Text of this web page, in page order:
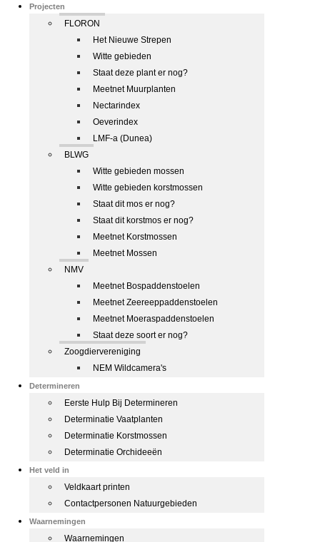
Projecten
FLORON
Het Nieuwe Strepen
Witte gebieden
Staat deze plant er nog?
Meetnet Muurplanten
Nectarindex
Oeverindex
LMF-a (Dunea)
BLWG
Witte gebieden mossen
Witte gebieden korstmossen
Staat dit mos er nog?
Staat dit korstmos er nog?
Meetnet Korstmossen
Meetnet Mossen
NMV
Meetnet Bospaddenstoelen
Meetnet Zeereeppaddenstoelen
Meetnet Moeraspaddenstoelen
Staat deze soort er nog?
Zoogdiervereniging
NEM Wildcamera's
Determineren
Eerste Hulp Bij Determineren
Determinatie Vaatplanten
Determinatie Korstmossen
Determinatie Orchideeën
Het veld in
Veldkaart printen
Contactpersonen Natuurgebieden
Waarnemingen
Waarnemingen